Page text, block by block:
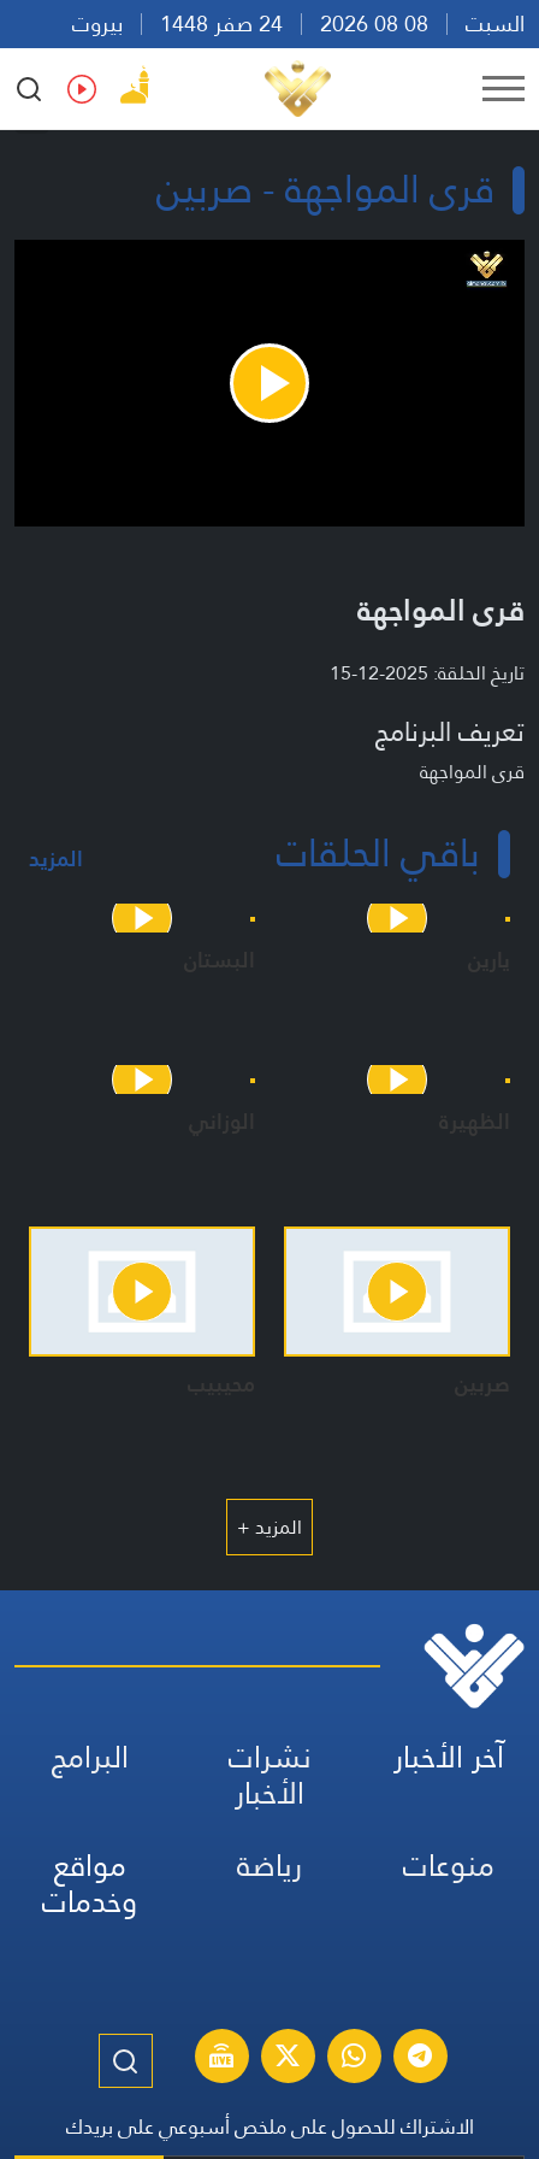
السبت
بيروت
23:22
Ar En Fr Es
قرى المواجهة - صربين
Play
Video
قرى المواجهة
تاريخ الحلقة: 2025-12-15
تعريف البرنامج
قرى المواجهة
باقي الحلقات المزيد
الظهيرة الوزاني
صربين محيبيب
المزيد +
آخر الأخبار نشرات
الأخبار
البرامج
منوعات
رياضة مواقع
وخدمات
الاشتراك للحصول على ملخص أسبوعي على بريدك